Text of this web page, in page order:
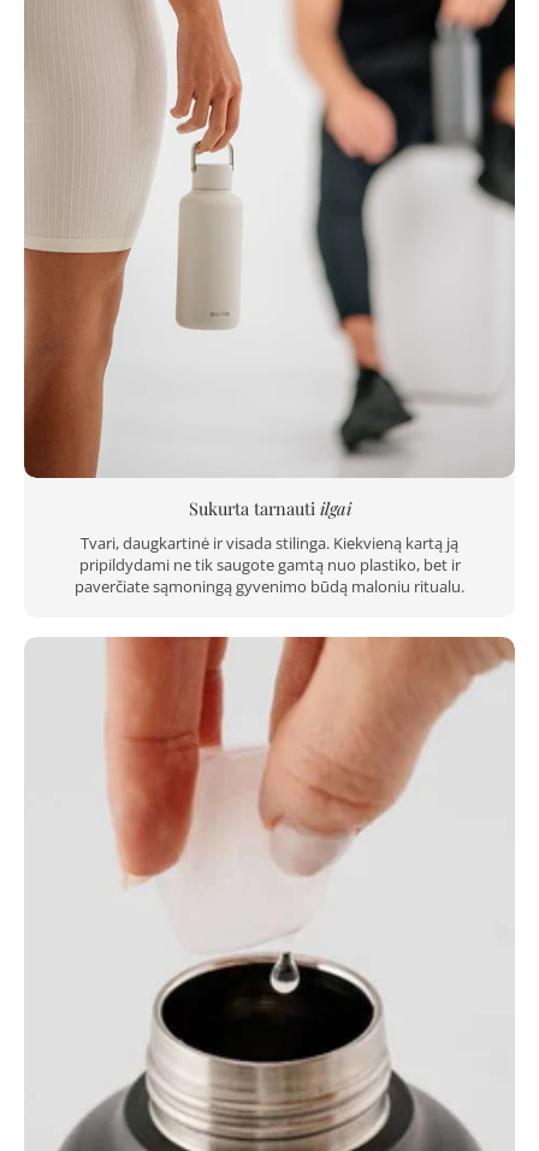
Sukurta tarnauti ilgai
Tvari, daugkartinė ir visada stilinga. Kiekvieną kartą ją
pripildydami ne tik saugote gamtą nuo plastiko, bet ir
paverčiate sąmoningą gyvenimo būdą maloniu ritualu.